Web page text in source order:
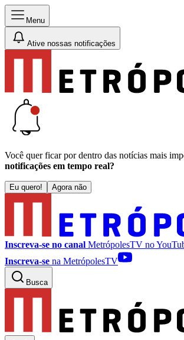
Menu
Ative nossas notificações
Você quer ficar por dentro das notícias mais
notificações em tempo real?
Eu quero! Agora não
Inscreva-se no canal MetrópolesTV no
Inscreva-se na MetrópolesTV
Busca